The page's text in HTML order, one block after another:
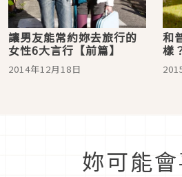
讓男友能常約妳去旅行的
女性6大言行【前篇】
2014年12月18日
和
樣
點
妳可能